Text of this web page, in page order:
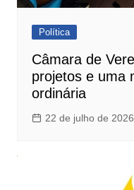
Política
Câmara de
projetos e uma
ordinária
22 de julho de 2026